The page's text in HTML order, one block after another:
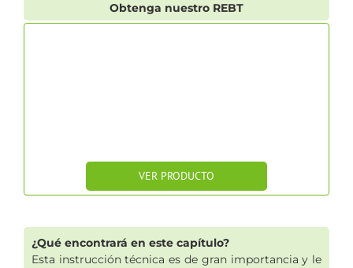
Obtenga nuestro REBT
VER PRODUCTO
¿Qué encontrará en este capítulo?
Esta instrucción técnica es de gran importancia y le